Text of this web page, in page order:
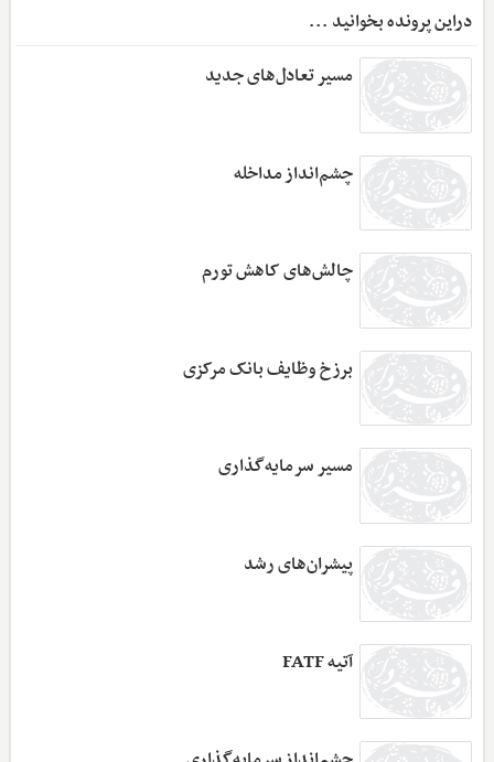
دراین پرونده بخوانید ...
مسیر تعادل‌های جدید
چشم‌انداز مداخله
چالش‌های کاهش تورم
برزخ وظایف بانک مرکزی
مسیر سرمایه‌گذاری
پیشران‌های رشد
آتیه FATF